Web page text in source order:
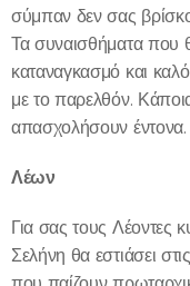
σύμπαν δεν σας
Τα συναισθήματα που
καταναγκασμό και
με το παρελθόν.
απασχολήσουν έντονα.
Λέων
Για σας τους Λέοντες
Σελήνη θα εστιάσει